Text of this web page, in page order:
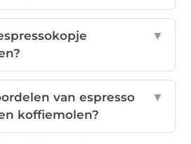
▼
van espresso
koffiemolen?
▼